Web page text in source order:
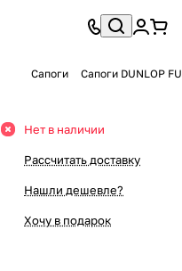
Сапоги Сапоги DUNLOP
Нет в наличии
Рассчитать доставку
Нашли дешевле?
Хочу в подарок